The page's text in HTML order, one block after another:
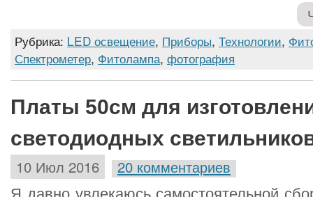
Рубрика: LED освещение, Приборы, Технологии,
Спектрометер, Фитолампа, фотография
Платы 50см для
светодиодных
10 Июл 2016 20 комментариев
Я давно увлекаюсь самостоятельной